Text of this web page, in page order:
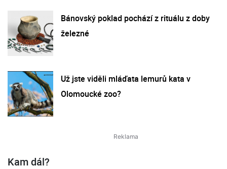
Bánovský poklad pochází z rituálu z doby
železné
Už jste viděli mláďata lemurů kata v
Olomoucké zoo?
Kam dál?